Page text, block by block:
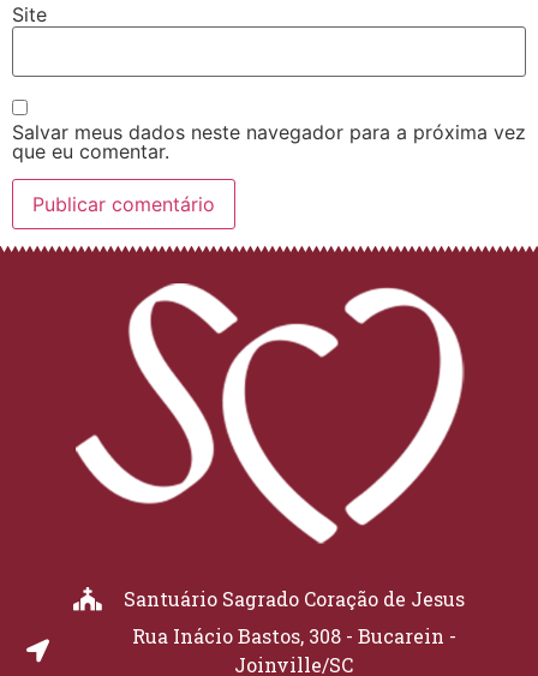
Site
Salvar meus dados neste navegador para a próxima vez
que eu comentar.
Santuário Sagrado Coração de Jesus
Rua Inácio Bastos, 308 - Bucarein -
Joinville/SC